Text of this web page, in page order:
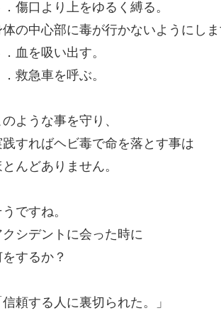
．傷口より上をゆるく縛る。
体の中心部に毒が行かないようにし
．血を吸い出す。
．救急車を呼ぶ。
のような事を守り、
践すればヘビ毒で命を落とす事は
とんどありません。
ですね。
クシデントに会った時に
するか？
信頼する人に裏切られた。」